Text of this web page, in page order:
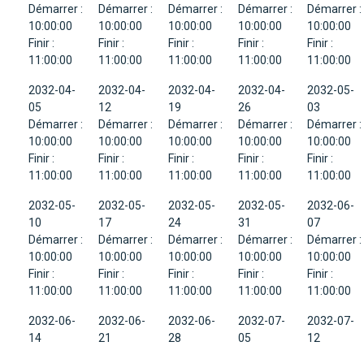
Démarrer :
10:00:00
Finir :
11:00:00
Démarrer :
10:00:00
Finir :
11:00:00
Démarrer :
10:00:00
Finir :
11:00:00
Démarrer :
10:00:00
Finir :
11:00:00
Démarrer :
10:00:00
Finir :
11:00:00
2032-04-
05
Démarrer :
10:00:00
Finir :
11:00:00
2032-04-
12
Démarrer :
10:00:00
Finir :
11:00:00
2032-04-
19
Démarrer :
10:00:00
Finir :
11:00:00
2032-04-
26
Démarrer :
10:00:00
Finir :
11:00:00
2032-05-
03
Démarrer :
10:00:00
Finir :
11:00:00
2032-05-
10
Démarrer :
10:00:00
Finir :
11:00:00
2032-05-
17
Démarrer :
10:00:00
Finir :
11:00:00
2032-05-
24
Démarrer :
10:00:00
Finir :
11:00:00
2032-05-
31
Démarrer :
10:00:00
Finir :
11:00:00
2032-06-
07
Démarrer :
10:00:00
Finir :
11:00:00
2032-06-
14
2032-06-
21
2032-06-
28
2032-07-
05
2032-07-
12